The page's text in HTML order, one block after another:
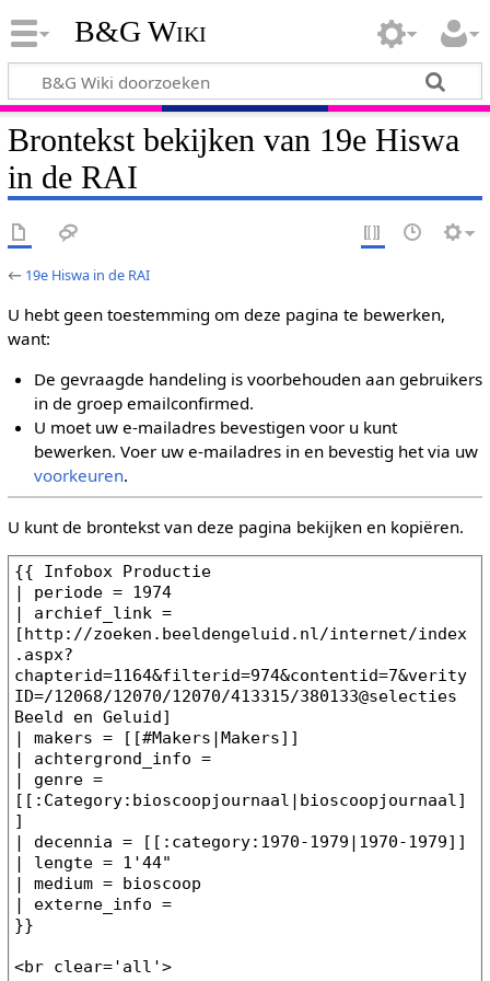
B&G Wiki
Brontekst bekijken van 19e Hiswa
in de RAI
← 19e Hiswa in de RAI
U hebt geen toestemming om deze pagina te bewerken,
want:
De gevraagde handeling is voorbehouden aan gebruikers
in de groep emailconfirmed.
U moet uw e-mailadres bevestigen voor u kunt
bewerken. Voer uw e-mailadres in en bevestig het via uw
voorkeuren.
U kunt de brontekst van deze pagina bekijken en kopiëren.